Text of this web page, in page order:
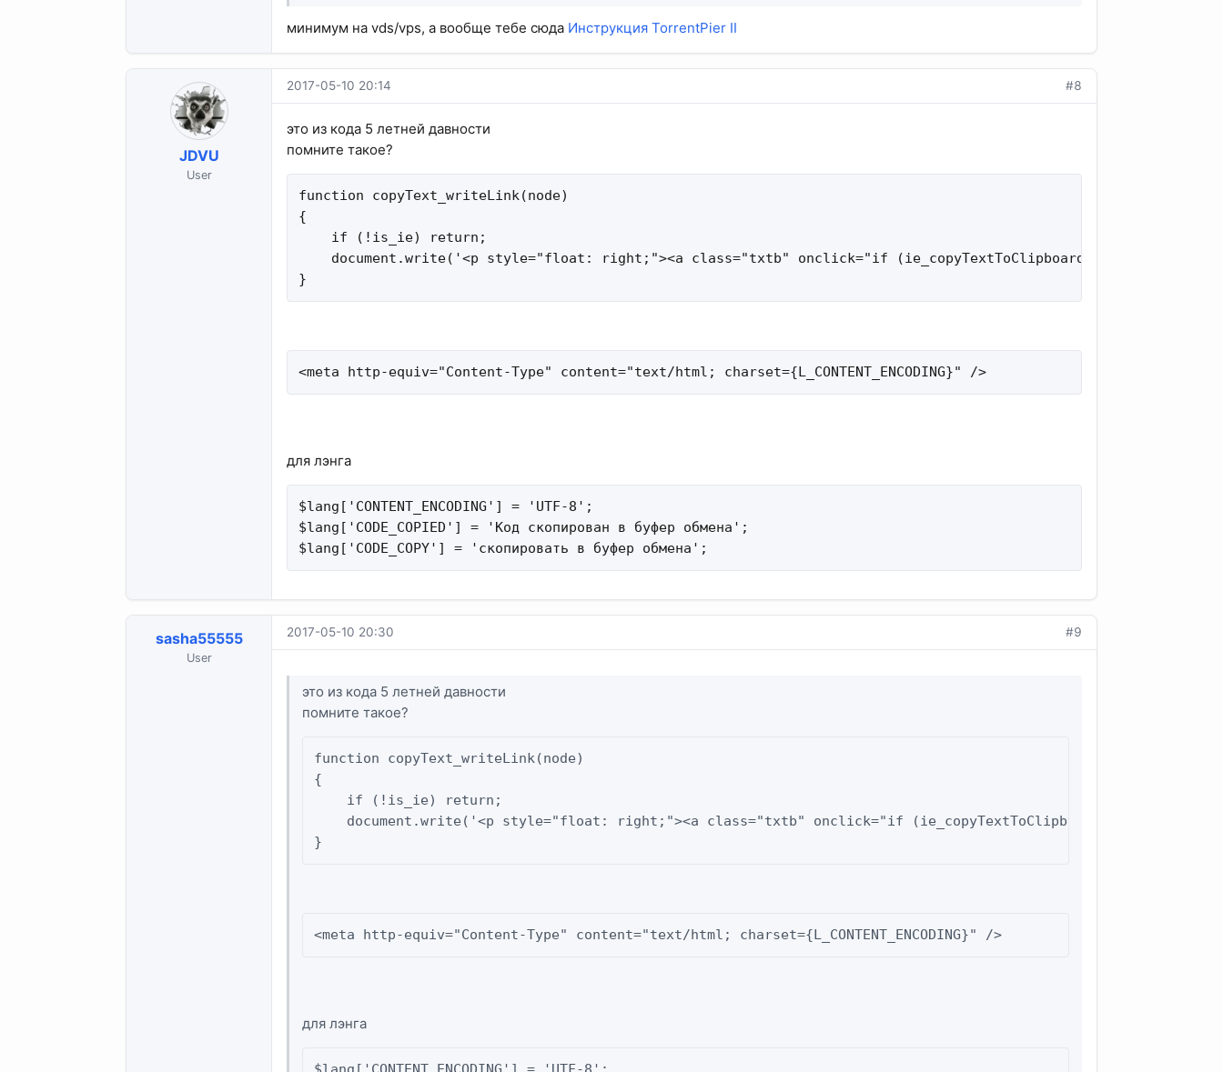
минимум на vds/vps, а вообще тебе сюда Инструкция TorrentPier II
JDVU
User
2017-05-10 20:14 #8
это из кода 5 летней давности
помните такое?
function copyText_writeLink(node)
{
    if (!is_ie) return;
document.write('<p style="float: right;"><a class="txtb" onclick="if (ie_copyTextToClipboard('+node+'))
}
<meta http-equiv="Content-Type" content="text/html; charset={L_CONTENT_ENCODING}" />
для лэнга
$lang['CONTENT_ENCODING'] = 'UTF-8';
$lang['CODE_COPIED'] = 'Код скопирован в буфер обмена';
$lang['CODE_COPY'] = 'скопировать в буфер обмена';
sasha55555
User
2017-05-10 20:30 #9
это из кода 5 летней давности
помните такое?
function copyText_writeLink(node)
{
    if (!is_ie) return;
document.write('<p style="float: right;"><a class="txtb" onclick="if (ie_copyTextToClipboard('+node+'))
}
<meta http-equiv="Content-Type" content="text/html; charset={L_CONTENT_ENCODING}" />
для лэнга